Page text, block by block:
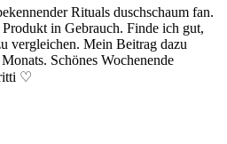
Rituals duschschaum fan.
Produkt in Gebrauch. Finde ich gut,
vergleichen. Mein Beitrag dazu
Schönes Wochenende
♡